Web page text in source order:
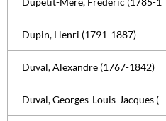
Dupin, Henri (1791-1887)
Duval, Alexandre (1767-1842)
Duval, Georges-Louis-Jacques (